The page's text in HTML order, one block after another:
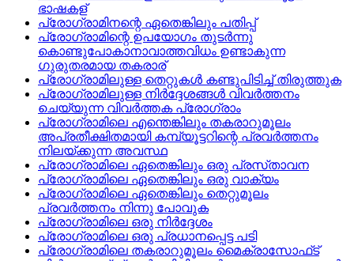
ഭാഷകള്
പ്രോഗ്രാമിനന്റെ ഏതെങ്കിലും പതിപ്പ്
പ്രോഗ്രാമിന്റെ ഉപയോഗം തുടര്‍ന്നു
കൊണ്ടുപോകാനാവാത്തവിധം ഉണ്ടാകുന്ന
ഗുരുതരമായ തകരാര്
പ്രോഗ്രാമിലുള്ള തെറ്റുകള്‍ കണ്ടുപിടിച്ച്‌ തിരുത്തുക
പ്രോഗ്രാമിലുള്ള നിര്‍ദ്ദേശങ്ങള്‍ വിവര്‍ത്തനം
ചെയ്യുന്ന വിവര്‍ത്തക പ്രോഗ്രാം
പ്രോഗ്രാമിലെ എന്തെങ്കിലും തകരാറുമൂലം
അപ്രതീക്ഷിതമായി കമ്പ്യൂട്ടറിന്റെ പ്രവര്‍ത്തനം
നിലയ്‌ക്കുന്ന അവസ്ഥ
പ്രോഗ്രാമിലെ ഏതെങ്കിലും ഒരു പ്രസ്‌താവന
പ്രോഗ്രാമിലെ ഏതെങ്കിലും ഒരു വാക്യം
പ്രോഗ്രാമിലെ ഏതെങ്കിലും തെറ്റുമൂലം
പ്രവര്‍ത്തനം നിന്നു പോവുക
പ്രോഗ്രാമിലെ ഒരു നിര്‍ദ്ദേശം
പ്രോഗ്രാമിലെ ഒരു പ്രധാനപ്പെട്ട പടി
പ്രോഗ്രാമിലെ തകരാറുമൂലം മൈക്രാസോഫ്‌ട്‌